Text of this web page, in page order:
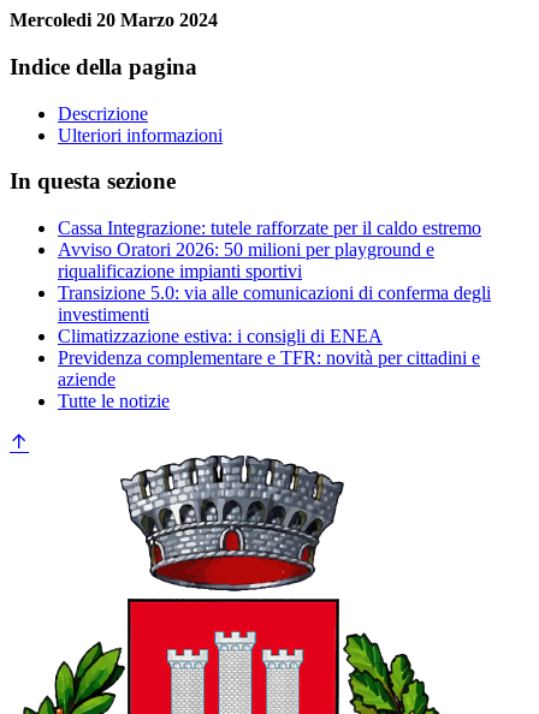
Mercoledi 20 Marzo 2024
Indice della pagina
Descrizione
Ulteriori informazioni
In questa sezione
Cassa Integrazione: tutele rafforzate per il caldo estremo
Avviso Oratori 2026: 50 milioni per playground e
riqualificazione impianti sportivi
Transizione 5.0: via alle comunicazioni di conferma degli
investimenti
Climatizzazione estiva: i consigli di ENEA
Previdenza complementare e TFR: novità per cittadini e
aziende
Tutte le notizie